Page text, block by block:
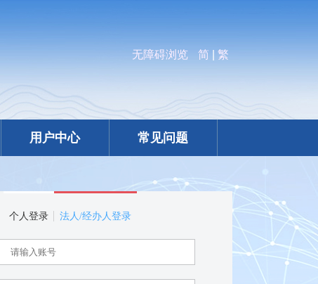
无障碍浏览 简 繁
用户中心 常见问题
个人登录 法人/经办人登录